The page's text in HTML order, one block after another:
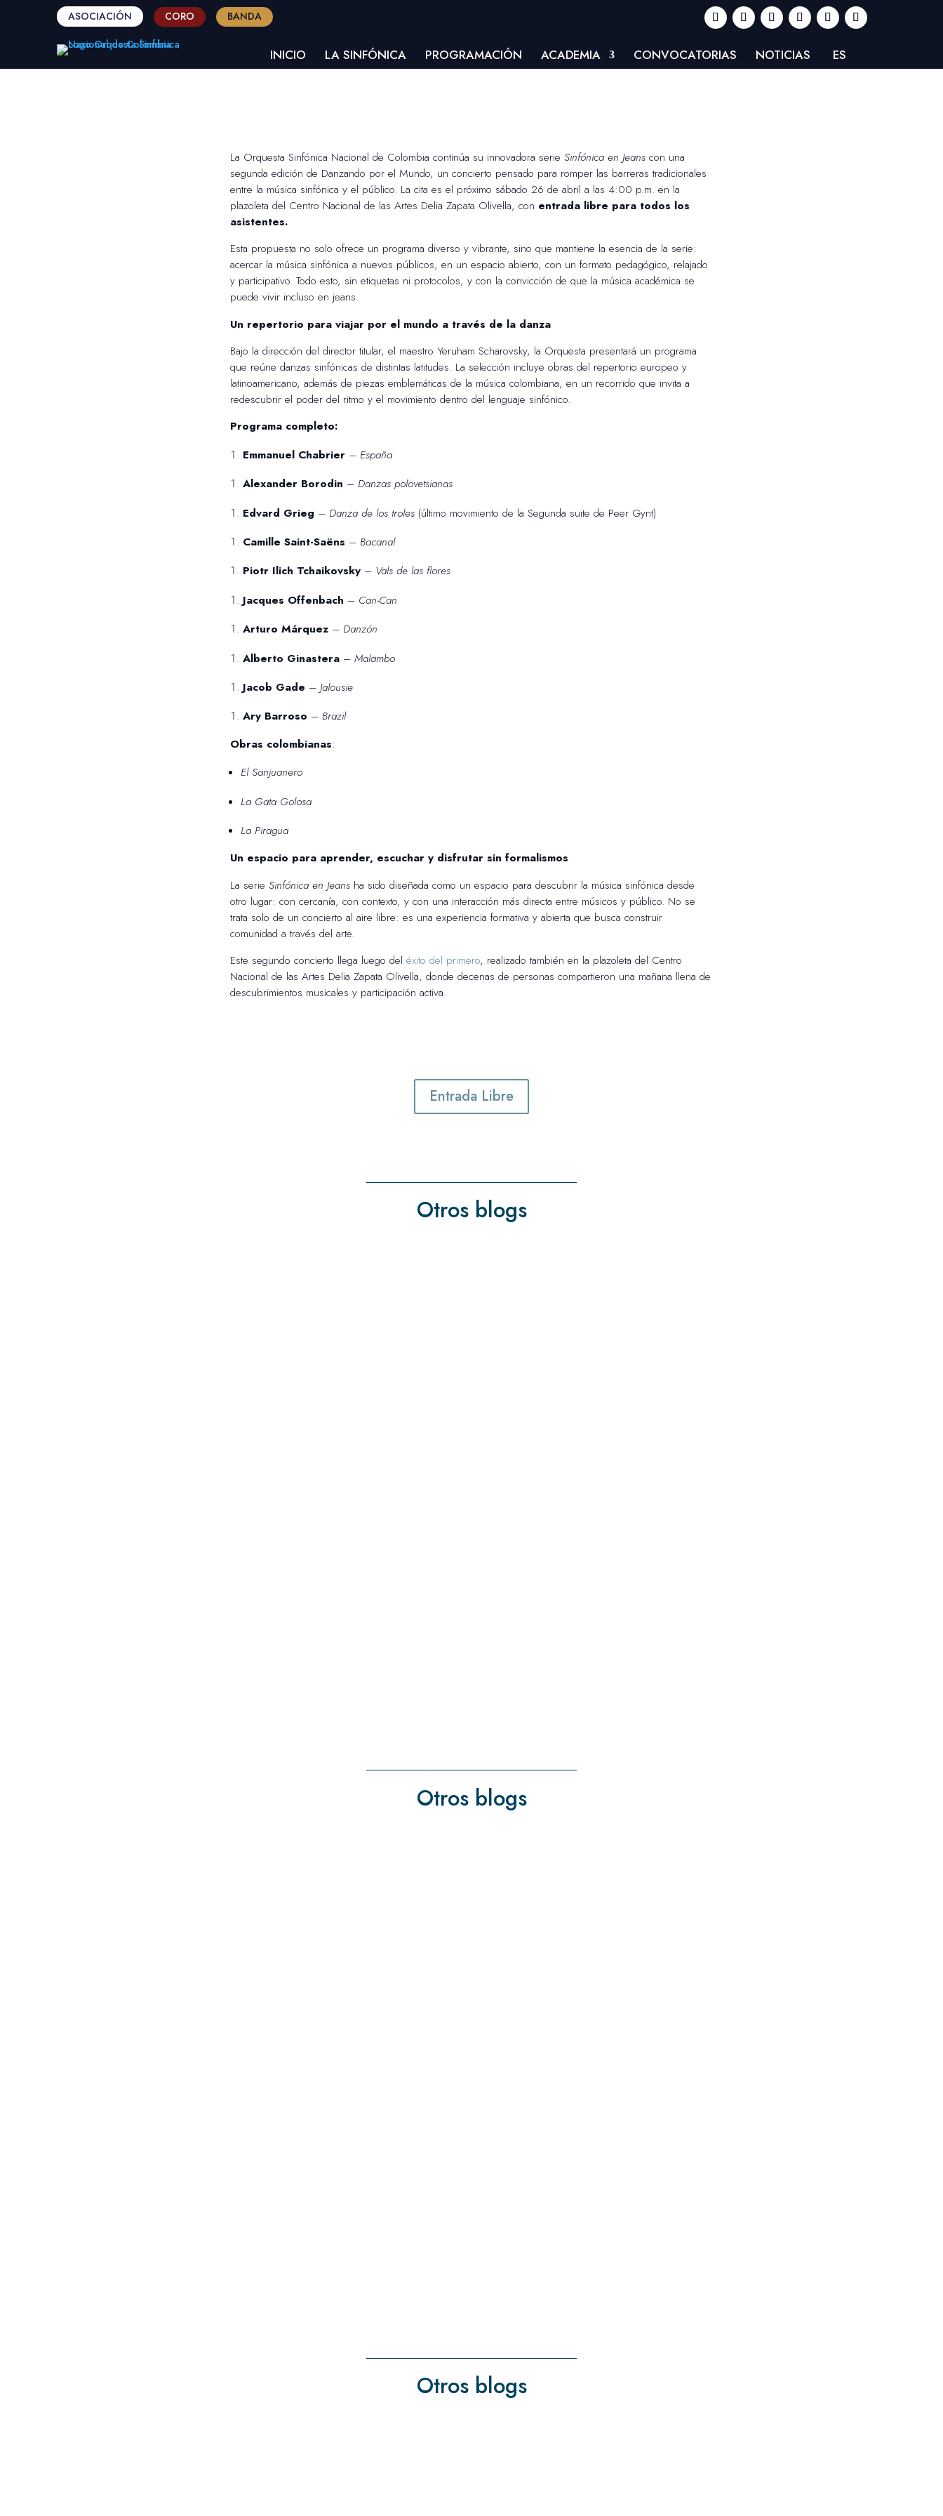
ASOCIACIÓN CORO BANDA
INICIO LA SINFÓNICA PROGRAMACIÓN ACADEMIA CONVOCATORIAS NOTICIAS ES
La Orquesta Sinfónica Nacional de Colombia continúa su innovadora serie Sinfónica en Jeanscon una
segunda edición de Danzando por el Mundo, un concierto pensado para romper las barreras tradicionales
entre la música sinfónica y el público. La cita es el próximo sábado 26 de abril a las 4:00 p.m. en la
plazoleta del Centro Nacional de las Artes Delia Zapata Olivella, con entrada libre para todos los
asistentes.
Esta propuesta no solo ofrece un programa diverso y vibrante, sino que mantiene la esencia de la serie:
acercar la música sinfónica a nuevos públicos, en un espacio abierto, con un formato pedagógico, relajado
y participativo. Todo esto, sin etiquetas ni protocolos, y con la convicción de que la música académica se
puede vivir incluso en jeans.
Un repertorio para viajar por el mundo a través de la danza
Bajo la dirección del director titular, el maestro Yeruham Scharovsky, la Orquesta presentará un programa
que reúne danzas sinfónicas de distintas latitudes. La selección incluye obras del repertorio europeo y
latinoamericano, además de piezas emblemáticas de la música colombiana, en un recorrido que invita a
redescubrir el poder del ritmo y el movimiento dentro del lenguaje sinfónico.
Programa completo:
Emmanuel Chabrier– España
Alexander Borodin – Danzas polovetsianas
Edvard Grieg – Danza de los troles(último movimiento de la Segunda suite de Peer Gynt)
Camille Saint-Saëns – Bacanal
Piotr Ilich Tchaikovsky– Vals de las flores
Jacques Offenbach – Can-Can
Arturo Márquez– Danzón
Alberto Ginastera– Malambo
Jacob Gade – Jalousie
Ary Barroso – Brazil
Obras colombianas:
El Sanjuanero
La Gata Golosa
La Piragua
Un espacio para aprender, escuchar y disfrutar sin formalismos
La serie Sinfónica en Jeansha sido diseñada como un espacio para descubrir la música sinfónica desde
otro lugar: con cercanía, con contexto, y con una interacción más directa entre músicos y público. No se
trata solo de un concierto al aire libre: es una experiencia formativa y abierta que busca construir
comunidad a través del arte.
Este segundo concierto llega luego del éxito del primero, realizado también en la plazoleta del Centro
Nacional de las Artes Delia Zapata Olivella, donde decenas de personas compartieron una mañana llena de
descubrimientos musicales y participación activa.
Entrada Libre
Otros blogs
Otros blogs
Otros blogs